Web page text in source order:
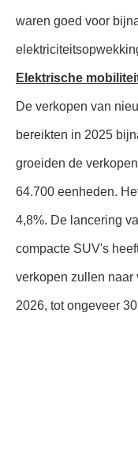
waren goed voor
Elektrische
De verkopen van
bereikten in 2025
groeiden de
64.700 eenheden.
4,8%. De lancering
compacte SUV's
verkopen zullen naar
2026, tot ongeveer